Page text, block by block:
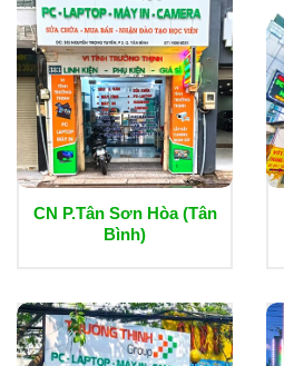
CN P.Tân Sơn Hòa (Tân
Bình)